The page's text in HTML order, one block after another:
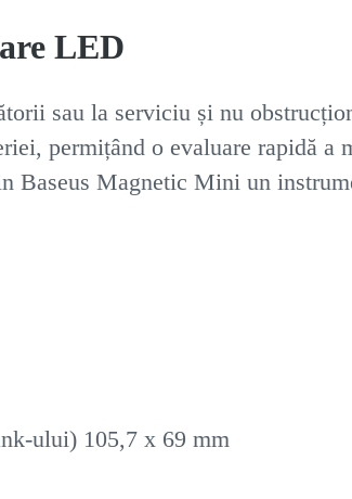
LED
sau la serviciu și nu
permițând o evaluare rapidă a
Baseus Magnetic Mini un
ului) 105,7 x 69 mm